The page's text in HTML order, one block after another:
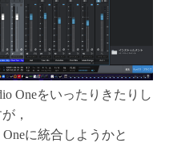
Oneをいったりきたりし
，
に統合しようかと